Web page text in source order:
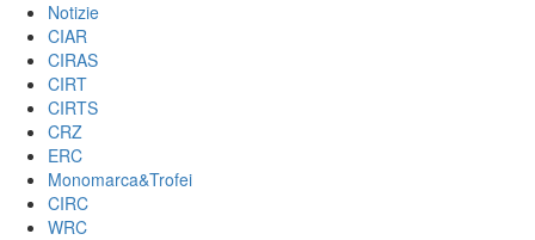
Notizie
CIAR
CIRAS
CIRT
CIRTS
CRZ
ERC
Monomarca&Trofei
CIRC
WRC